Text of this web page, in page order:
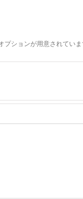
プションが用意されてい